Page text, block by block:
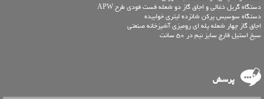
دستگاه گریل ذغالی و اجاق گاز دو شعله فست فودی طرح APW
دستگاه سوسیس پرکن شانزده لیتری خوابیده
اجاق گاز چهار شعله پله ای رومیزی آشپزخانه صنعتی
سیخ استیل قارچ سایز نیم در 50 سانت
پرسش